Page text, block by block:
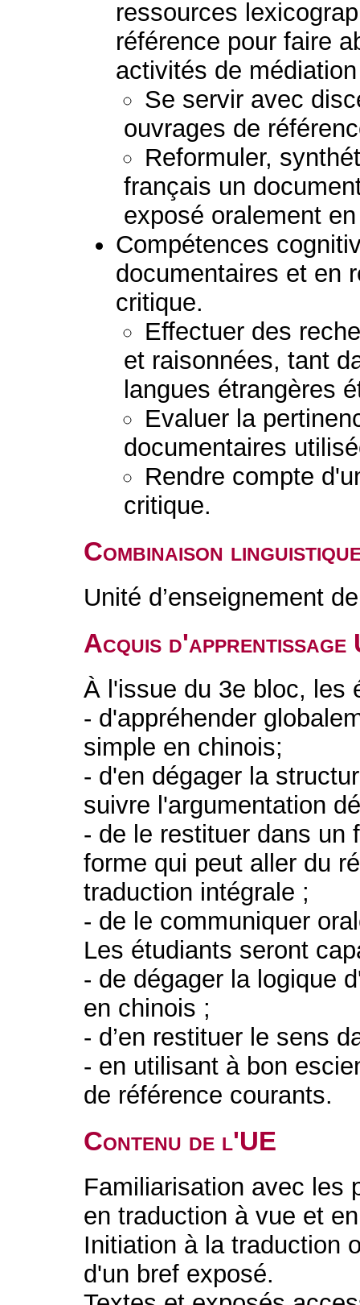
ressources
référence pour faire
activités de
Se servir avec
ouvrages de
Reformuler,
français un
exposé oralement
Compétences
documentaires et en
critique.
Effectuer des
et raisonnées, tant
langues étrangères
Evaluer la
documentaires
Rendre compte
critique.
Combinaison
Unité d’enseignement
Acquis d'apprentissage
À l'issue du 3e bloc, les
- d'appréhender
simple en chinois;
- d'en dégager la
suivre l'argumentation
- de le restituer dans un
forme qui peut aller du
traduction intégrale ;
- de le communiquer
Les étudiants seront
- de dégager la logique
en chinois ;
- d’en restituer le sens
- en utilisant à bon
de référence courants.
Contenu de l'UE
Familiarisation avec les
en traduction à vue et
Initiation à la traduction
d'un bref exposé.